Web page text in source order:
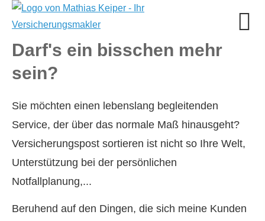
Darf's ein bisschen mehr
sein?
Sie möchten einen lebenslang begleitenden
Service, der über das normale Maß hinausgeht?
Versicherungspost sortieren ist nicht so Ihre Welt,
Unterstützung bei der persönlichen
Notfallplanung,...
Beruhend auf den Dingen, die sich meine Kunden